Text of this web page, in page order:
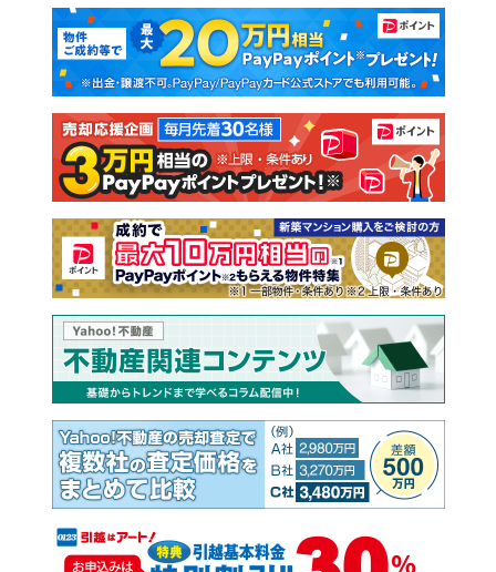
新築マンション 中古マンション
新築一戸建て 中古一戸建て
注文住宅 土地
売却査定
マンションカタログ 教えて！住まいの先生